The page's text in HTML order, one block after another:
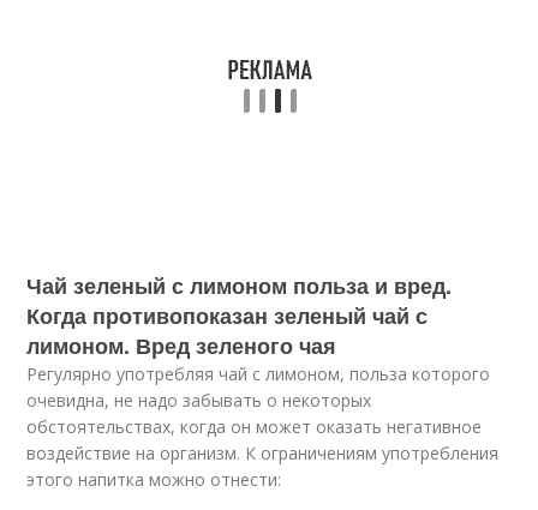
Чай зеленый с лимоном польза и вред.
Когда противопоказан зеленый чай с
лимоном. Вред зеленого чая
Регулярно употребляя чай с лимоном, польза которого
очевидна, не надо забывать о некоторых
обстоятельствах, когда он может оказать негативное
воздействие на организм. К ограничениям употребления
этого напитка можно отнести: